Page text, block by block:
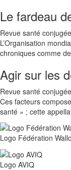
Le fardeau
Revue santé conjugée
L’Organisation
chroniques comme
Agir sur les
Revue santé conjugée
Ces facteurs
santé » ; cette
Logo Fédération
Logo AVIQ